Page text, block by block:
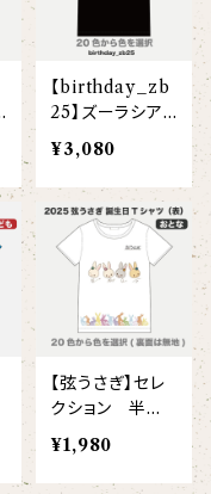
【birthday_zb
25】ズーラシア
ンブラス25周年
Tシャツ(大人)
¥3,080
【弦うさぎ】セレ
クション 半袖
Tシャツ(大人)
¥1,980